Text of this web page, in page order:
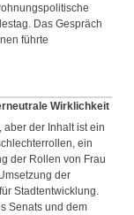
Das Gespräch
führte
Wirklichkeit
aber der Inhalt ist ein
ein
der Rollen von Frau
der
Stadtentwicklung.
Senats und dem